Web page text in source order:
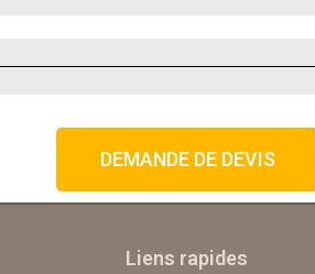
DEMANDE DE DEVIS
Liens rapides